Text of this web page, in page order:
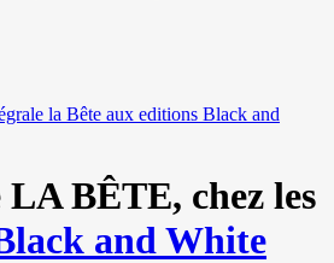
la Bête aux editions Black and
LA BÊTE, chez les
and White